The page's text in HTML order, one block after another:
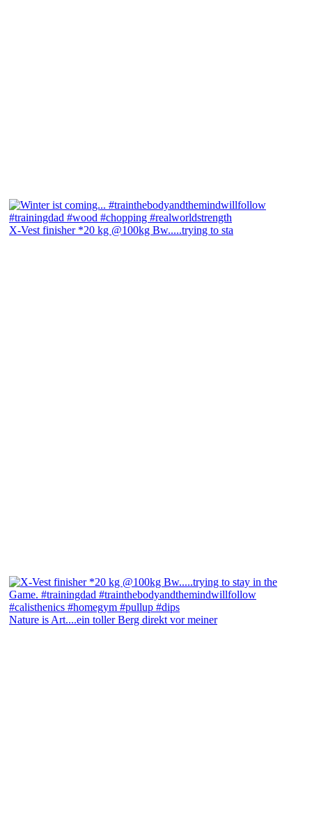
X-Vest finisher *20 kg @100kg Bw.....trying to sta
Nature is Art....ein toller Berg direkt vor meiner